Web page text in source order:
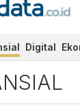
Digital